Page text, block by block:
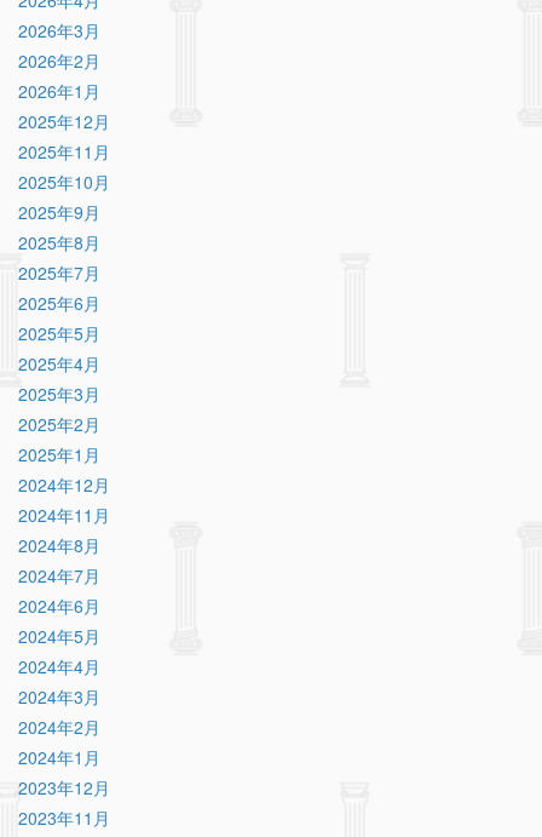
2026年3月
2026年2月
2026年1月
2025年12月
2025年11月
2025年10月
2025年9月
2025年8月
2025年7月
2025年6月
2025年5月
2025年4月
2025年3月
2025年2月
2025年1月
2024年12月
2024年11月
2024年8月
2024年7月
2024年6月
2024年5月
2024年4月
2024年3月
2024年2月
2024年1月
2023年12月
2023年11月